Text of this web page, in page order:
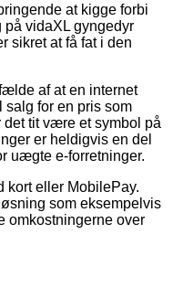
at kigge forbi
vidaXL gyngedyr
sikret at få fat i den
af at en internet
salg for en pris som
tit være et symbol på
er heldigvis en del
uægte e-forretninger.
kort eller MobilePay.
som eksempelvis
omkostningerne over